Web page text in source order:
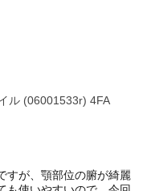
ル (06001533r) 4FA
すが、顎部位の腑が綺麗